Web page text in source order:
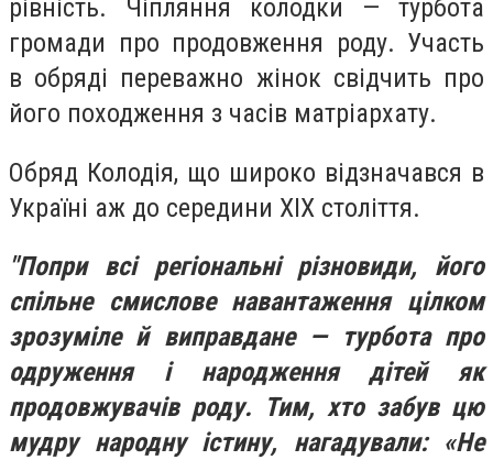
рівність. Чіпляння колодки — турбота
громади про продовження роду. Участь
в обряді переважно жінок свідчить про
його походження з часів матріархату.
Обряд Колодія, що широко відзначався в
Україні аж до середини XIX століття.
"Попри всі регіональні різновиди, його
спільне смислове навантаження цілком
зрозуміле й виправдане — турбота про
одруження і народження дітей як
продовжувачів роду. Тим, хто забув цю
мудру народну істину, нагадували: «Не